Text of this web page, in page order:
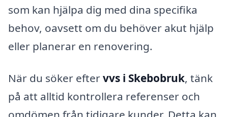
som kan hjälpa dig med dina specifika
behov, oavsett om du behöver akut hjälp
eller planerar en renovering.
När du söker eftervvs i Skebobruk, tänk
på att alltid kontrollera referenser och